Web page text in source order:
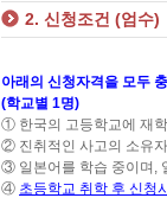
2. 신청조건 (엄수)
아래의 신청자격을 모두
(학교별 1명)
① 한국의 고등학교에 재
② 진취적인 사고의 소유
③ 일본어를 학습 중이며,
④ 초등학교 취학 후 신청